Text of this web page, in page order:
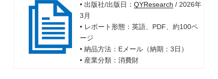
• 出版社/出版日： QYResearch / 2026年
3月
• レポート形態：英語、PDF、約100ペ
ージ
• 納品方法：Eメール（納期：3日）
• 産業分類：消費財